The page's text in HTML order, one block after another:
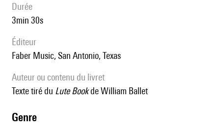
durée
3min 30s
éditeur
Faber Music, San Antonio, Texas
Auteur ou contenu du livret
Texte tiré du Lute Bookde William Ballet
genre